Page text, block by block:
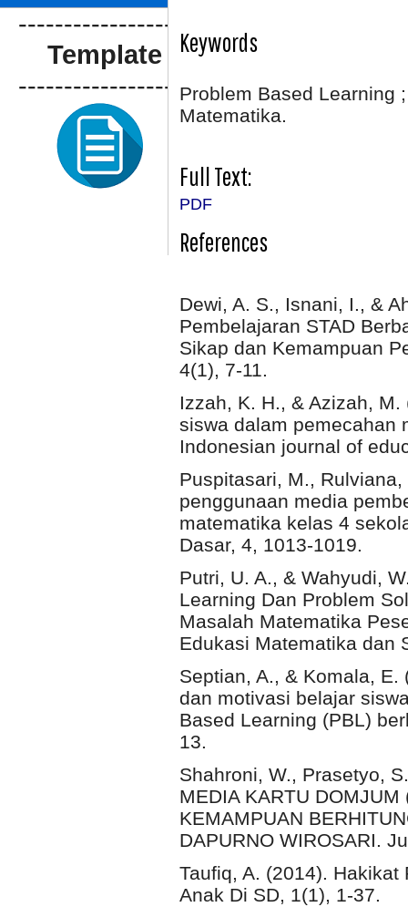
--------------------------------
Template Artikel
--------------------------------
Keywords
Problem Based Learning
Matematika.
Full Text:
PDF
References
Dewi, A. S., Isnani, I., &
Pembelajaran STAD
Sikap dan Kemampuan
4(1), 7-11.
Izzah, K. H., & Azizah,
siswa dalam pemecahan
Indonesian journal of
Puspitasari, M.,
penggunaan media
matematika kelas 4
Dasar, 4, 1013-1019.
Putri, U. A., & Wahyudi,
Learning Dan Problem
Masalah Matematika
Edukasi Matematika dan
Septian, A., & Komala,
dan motivasi belajar
Based Learning (PBL)
13.
Shahroni, W., Prasetyo,
MEDIA KARTU
KEMAMPUAN
DAPURNO WIROSARI.
Taufiq, A. (2014).
Anak Di SD, 1(1), 1-37.